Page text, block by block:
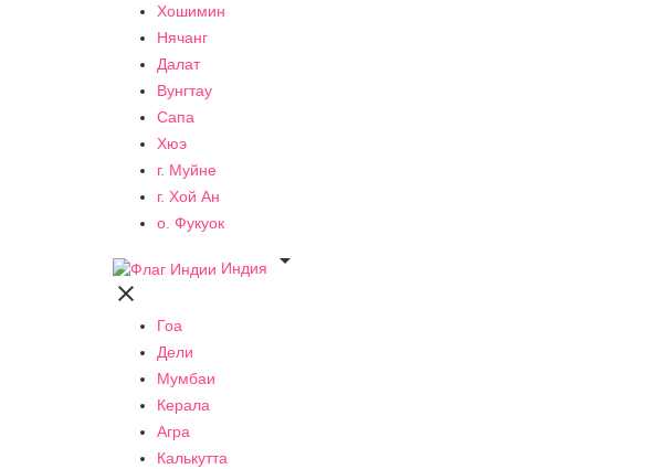
Хошимин
Нячанг
Далат
Вунгтау
Сапа
Хюэ
г. Муйне
г. Хой Ан
о. Фукуок
Индия


Гоа
Дели
Мумбаи
Керала
Агра
Калькутта